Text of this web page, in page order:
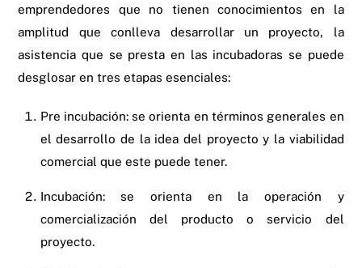
emprendedores que no tienen conocimientos en la
amplitud que conlleva desarrollar un proyecto, la
asistencia que se presta en las incubadoras se puede
desglosar en tres etapas esenciales:
Pre incubación: se orienta en términos generales en
el desarrollo de la idea del proyecto y la viabilidad
comercial que este puede tener.
Incubación: se orienta en la operación y
comercialización del producto o servicio del
proyecto.